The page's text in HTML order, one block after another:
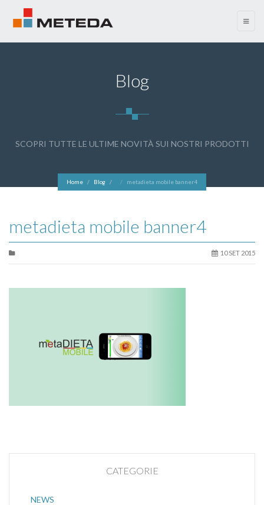
menu
Blog
SCOPRI TUTTE LE ULTIME NOVITÀ SUI NOSTRI PRODOTTI
Home Blog metadieta mobile banner4
metadieta mobile banner4
10 SET 2015
CATEGORIE
NEWS